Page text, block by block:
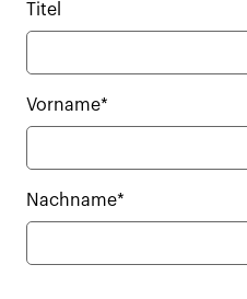
Titel
Vorname*
Nachname*